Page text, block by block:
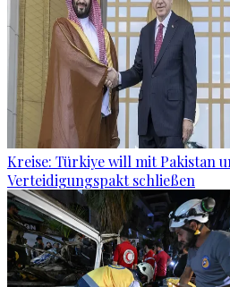
Kreise: Türkiye will mit Pakistan
Verteidigungspakt schließen